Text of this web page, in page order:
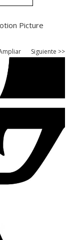
Picture
Siguiente >>